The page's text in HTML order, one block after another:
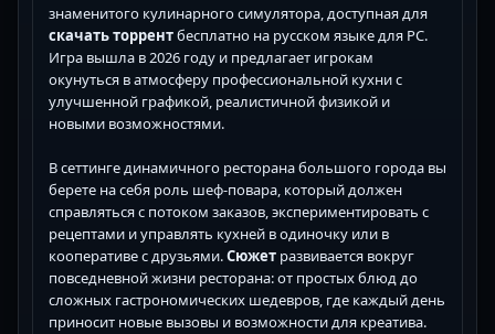
знаменитого кулинарного симулятора, доступная для
скачать торрентбесплатно на русском языке для PC.
Игра вышла в 2026 году и предлагает игрокам
окунуться в атмосферу профессиональной кухни с
улучшенной графикой, реалистичной физикой и
новыми возможностями.
В сеттинге динамичного ресторана большого города вы
берете на себя роль шеф-повара, который должен
справляться с потоком заказов, экспериментировать с
рецептами и управлять кухней в одиночку или в
кооперативе с друзьями.Сюжет развивается вокруг
повседневной жизни ресторана: от простых блюд до
сложных гастрономических шедевров, где каждый день
приносит новые вызовы и возможности для креатива.